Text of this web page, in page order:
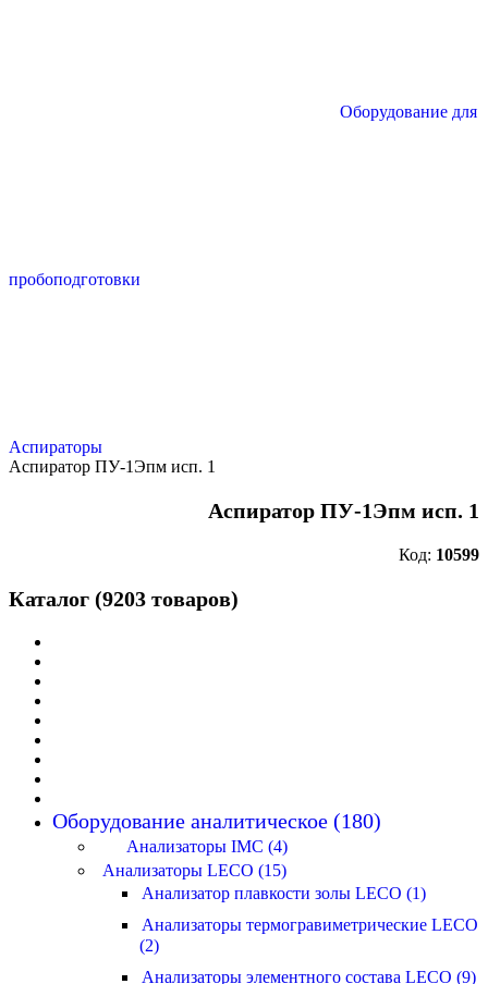
Оборудование для
пробоподготовки
Аспираторы
Аспиратор ПУ-1Эпм исп. 1
Аспиратор ПУ-1Эпм исп. 1
Код: 10599
Каталог (9203 товаров)
Оборудование аналитическое (180)
Анализаторы IMC (4)
Анализаторы LECO (15)
Анализатор плавкости золы LECO (1)
Анализаторы термогравиметрические LECO
(2)
Анализаторы элементного состава LECO (9)